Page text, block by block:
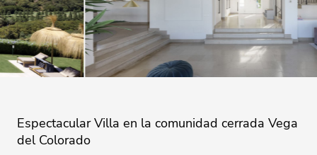
Espectacular Villa en la comunidad cerrada Vega
del Colorado